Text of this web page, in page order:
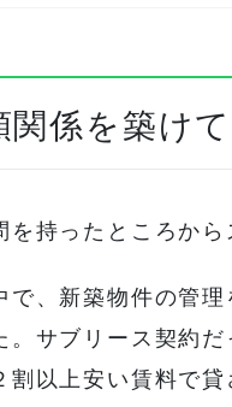
関係を築け
持ったところから
、新築物件の管
。サブリース契約
割以上安い賃料で